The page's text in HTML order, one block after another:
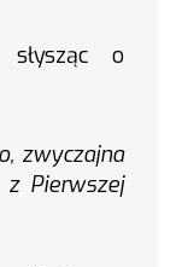
o
zwyczajna
Pierwszej